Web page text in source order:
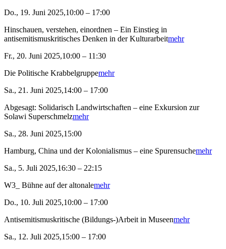
Do., 19. Juni 2025,10:00 – 17:00
Hinschauen, verstehen, einordnen – Ein Einstieg in
antisemitismuskritisches Denken in der Kulturarbeitmehr
Fr., 20. Juni 2025,10:00 – 11:30
Die Politische Krabbelgruppemehr
Sa., 21. Juni 2025,14:00 – 17:00
Abgesagt: Solidarisch Landwirtschaften – eine Exkursion zur
Solawi Superschmelzmehr
Sa., 28. Juni 2025,15:00
Hamburg, China und der Kolonialismus – eine Spurensuchemehr
Sa., 5. Juli 2025,16:30 – 22:15
W3_ Bühne auf der altonalemehr
Do., 10. Juli 2025,10:00 – 17:00
Antisemitismuskritische (Bildungs-)Arbeit in Museenmehr
Sa., 12. Juli 2025,15:00 – 17:00